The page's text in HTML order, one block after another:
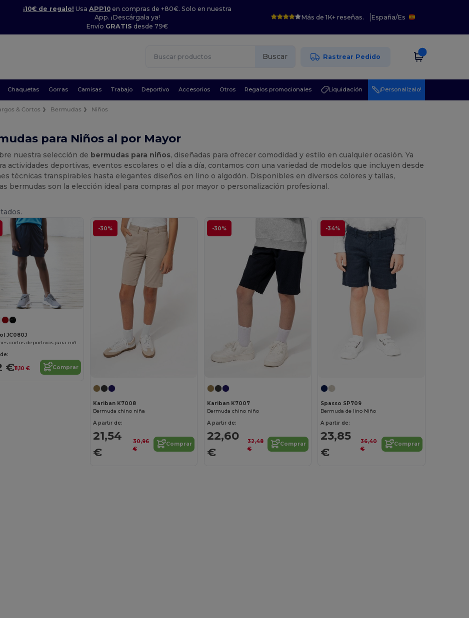
¡10€ de regalo! Usa APP10en compras de +80€. Solo en nuestra
App. ¡Descárgala ya!
Envío GRATIS desde 79€
Más de 1K+ reseñas. España/Es
Buscar Rastrear Pedido
Chaquetas Gorras Camisas Trabajo Deportivo Accesorios Otros Regalos promocionales Liquidación ¡Personalízalo!
& Cortos Bermudas Niños
para Niños al por Mayor
nuestra selección de bermudas para niños, diseñadas para ofrecer comodidad y estilo en cualquier ocasión. Ya
actividades deportivas, eventos escolares o el día a día, contamos con una variedad de modelos que incluyen desde
técnicas transpirables hasta elegantes diseños en lino o algodón. Disponibles en diversos colores y tallas,
bermudas son la elección ideal para compras al por mayor o personalización profesional.
JC080J
pantalones cortos deportivos para niños
€11,10 € Comprar
-30%
Kariban K7008
Bermuda chino niña
A partir de:
21,54
€
30,96
€
Comprar
-30%
Kariban K7007
Bermuda chino niño
A partir de:
22,60
€
32,48
€
Comprar
-34%
Spasso SP709
Bermuda de lino Niño
A partir de:
23,85
€
36,40
€
Comprar